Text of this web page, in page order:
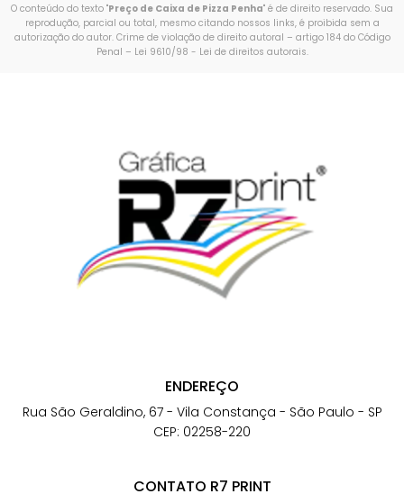
O conteúdo do texto "Preço de Caixa de Pizza Penha" é de direito reservado. Sua
reprodução, parcial ou total, mesmo citando nossos links, é proibida sem a
autorização do autor. Crime de violação de direito autoral – artigo 184 do Código
Penal – Lei 9610/98 - Lei de direitos autorais.
ENDEREÇO
Rua São Geraldino, 67 - Vila Constança - São Paulo - SP
CEP: 02258-220
CONTATO R7 PRINT